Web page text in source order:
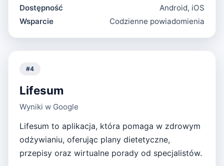
Dostępność
Android, iOS
Wsparcie
Codzienne powiadomienia
#4
Lifesum
Wyniki w Google
Lifesum to aplikacja, która pomaga w zdrowym
odżywianiu, oferując plany dietetyczne,
przepisy oraz wirtualne porady od specjalistów.